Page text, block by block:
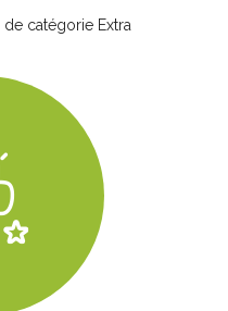
de catégorie Extra